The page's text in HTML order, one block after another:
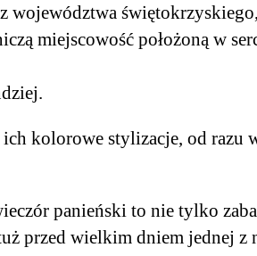
województwa
miejscowość położoną w
kolorowe stylizacje, od razu
panieński to nie tylko
przed wielkim dniem jednej z